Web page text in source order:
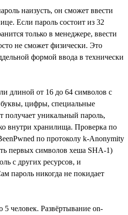
наизусть, он сможет ввести
Если пароль состоит из 32
только в менеджере, ввести
не сможет физически. Это
формой ввода в технически
длиной от 16 до 64 символов с
цифры, специальные
уникальный пароль,
внутри хранилища. Проверка по
по протоколу k-Anonymity
первых символов хеша SHA-1)
с других ресурсов, и
пароль никогда не покидает
5 человек. Развёртывание on-